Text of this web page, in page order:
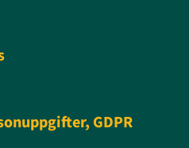
GDPR